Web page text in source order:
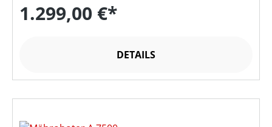
1.299,00 €*
DETAILS